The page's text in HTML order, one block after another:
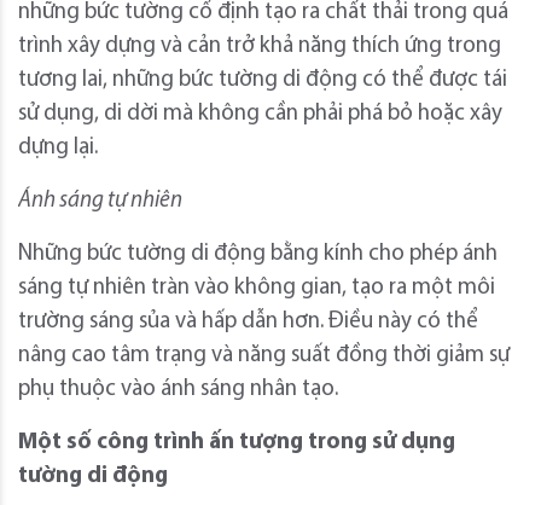
những bức tường cố định tạo ra chất thải trong quá
trình xây dựng và cản trở khả năng thích ứng trong
tương lai, những bức tường di động có thể được tái
sử dụng, di dời mà không cần phải phá bỏ hoặc xây
dựng lại.
Ánh sáng tự nhiên
Những bức tường di động bằng kính cho phép ánh
sáng tự nhiên tràn vào không gian, tạo ra một môi
trường sáng sủa và hấp dẫn hơn. Điều này có thể
nâng cao tâm trạng và năng suất đồng thời giảm sự
phụ thuộc vào ánh sáng nhân tạo.
Một số công trình ấn tượng trong sử dụng
tường di động